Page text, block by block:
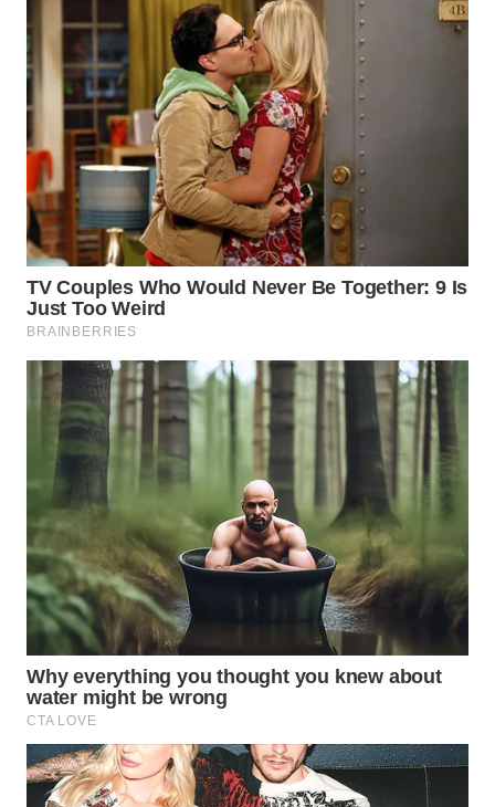
WN
MALUKU
WN
MALUT
WN
DAIRI
WN
DANAU
TOBA
WN
NIAS
WN
LANGKAT
WN
TAPANULI
SELATAN
WN
TANJUNG
WN